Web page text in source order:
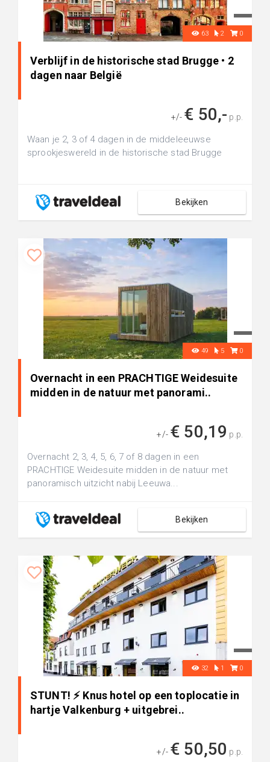
63 2 0
Verblijf in de historische stad Brugge • 2
dagen naar België
+/- € 50,- p.p.
Waan je 2, 3 of 4 dagen in de middeleeuwse
sprookjeswereld in de historische stad Brugge
Bekijken
49 5 0
Overnacht in een PRACHTIGE Weidesuite
midden in de natuur met panorami..
+/- € 50,19 p.p.
Overnacht 2, 3, 4, 5, 6, 7 of 8 dagen in een
PRACHTIGE Weidesuite midden in de natuur met
panoramisch uitzicht nabij Leeuwa...
Bekijken
32 1 0
STUNT! ⚡ Knus hotel op een toplocatie in
hartje Valkenburg + uitgebrei..
+/- € 50,50 p.p.